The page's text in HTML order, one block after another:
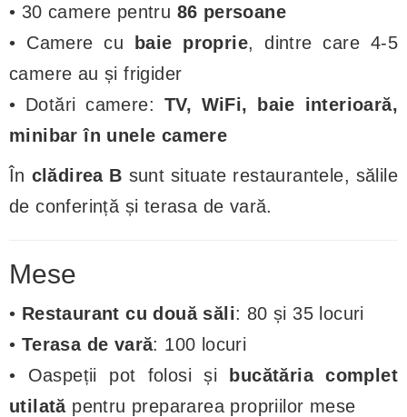
• 30 camere pentru 86 persoane
• Camere cu baie proprie, dintre care 4-5
camere au și frigider
• Dotări camere: TV, WiFi, baie interioară,
minibar în unele camere
În clădirea B sunt situate restaurantele, sălile
de conferință și terasa de vară.
Mese
• Restaurant cu două săli: 80 și 35 locuri
• Terasa de vară: 100 locuri
• Oaspeții pot folosi și bucătăria complet
utilatăpentru prepararea propriilor mese